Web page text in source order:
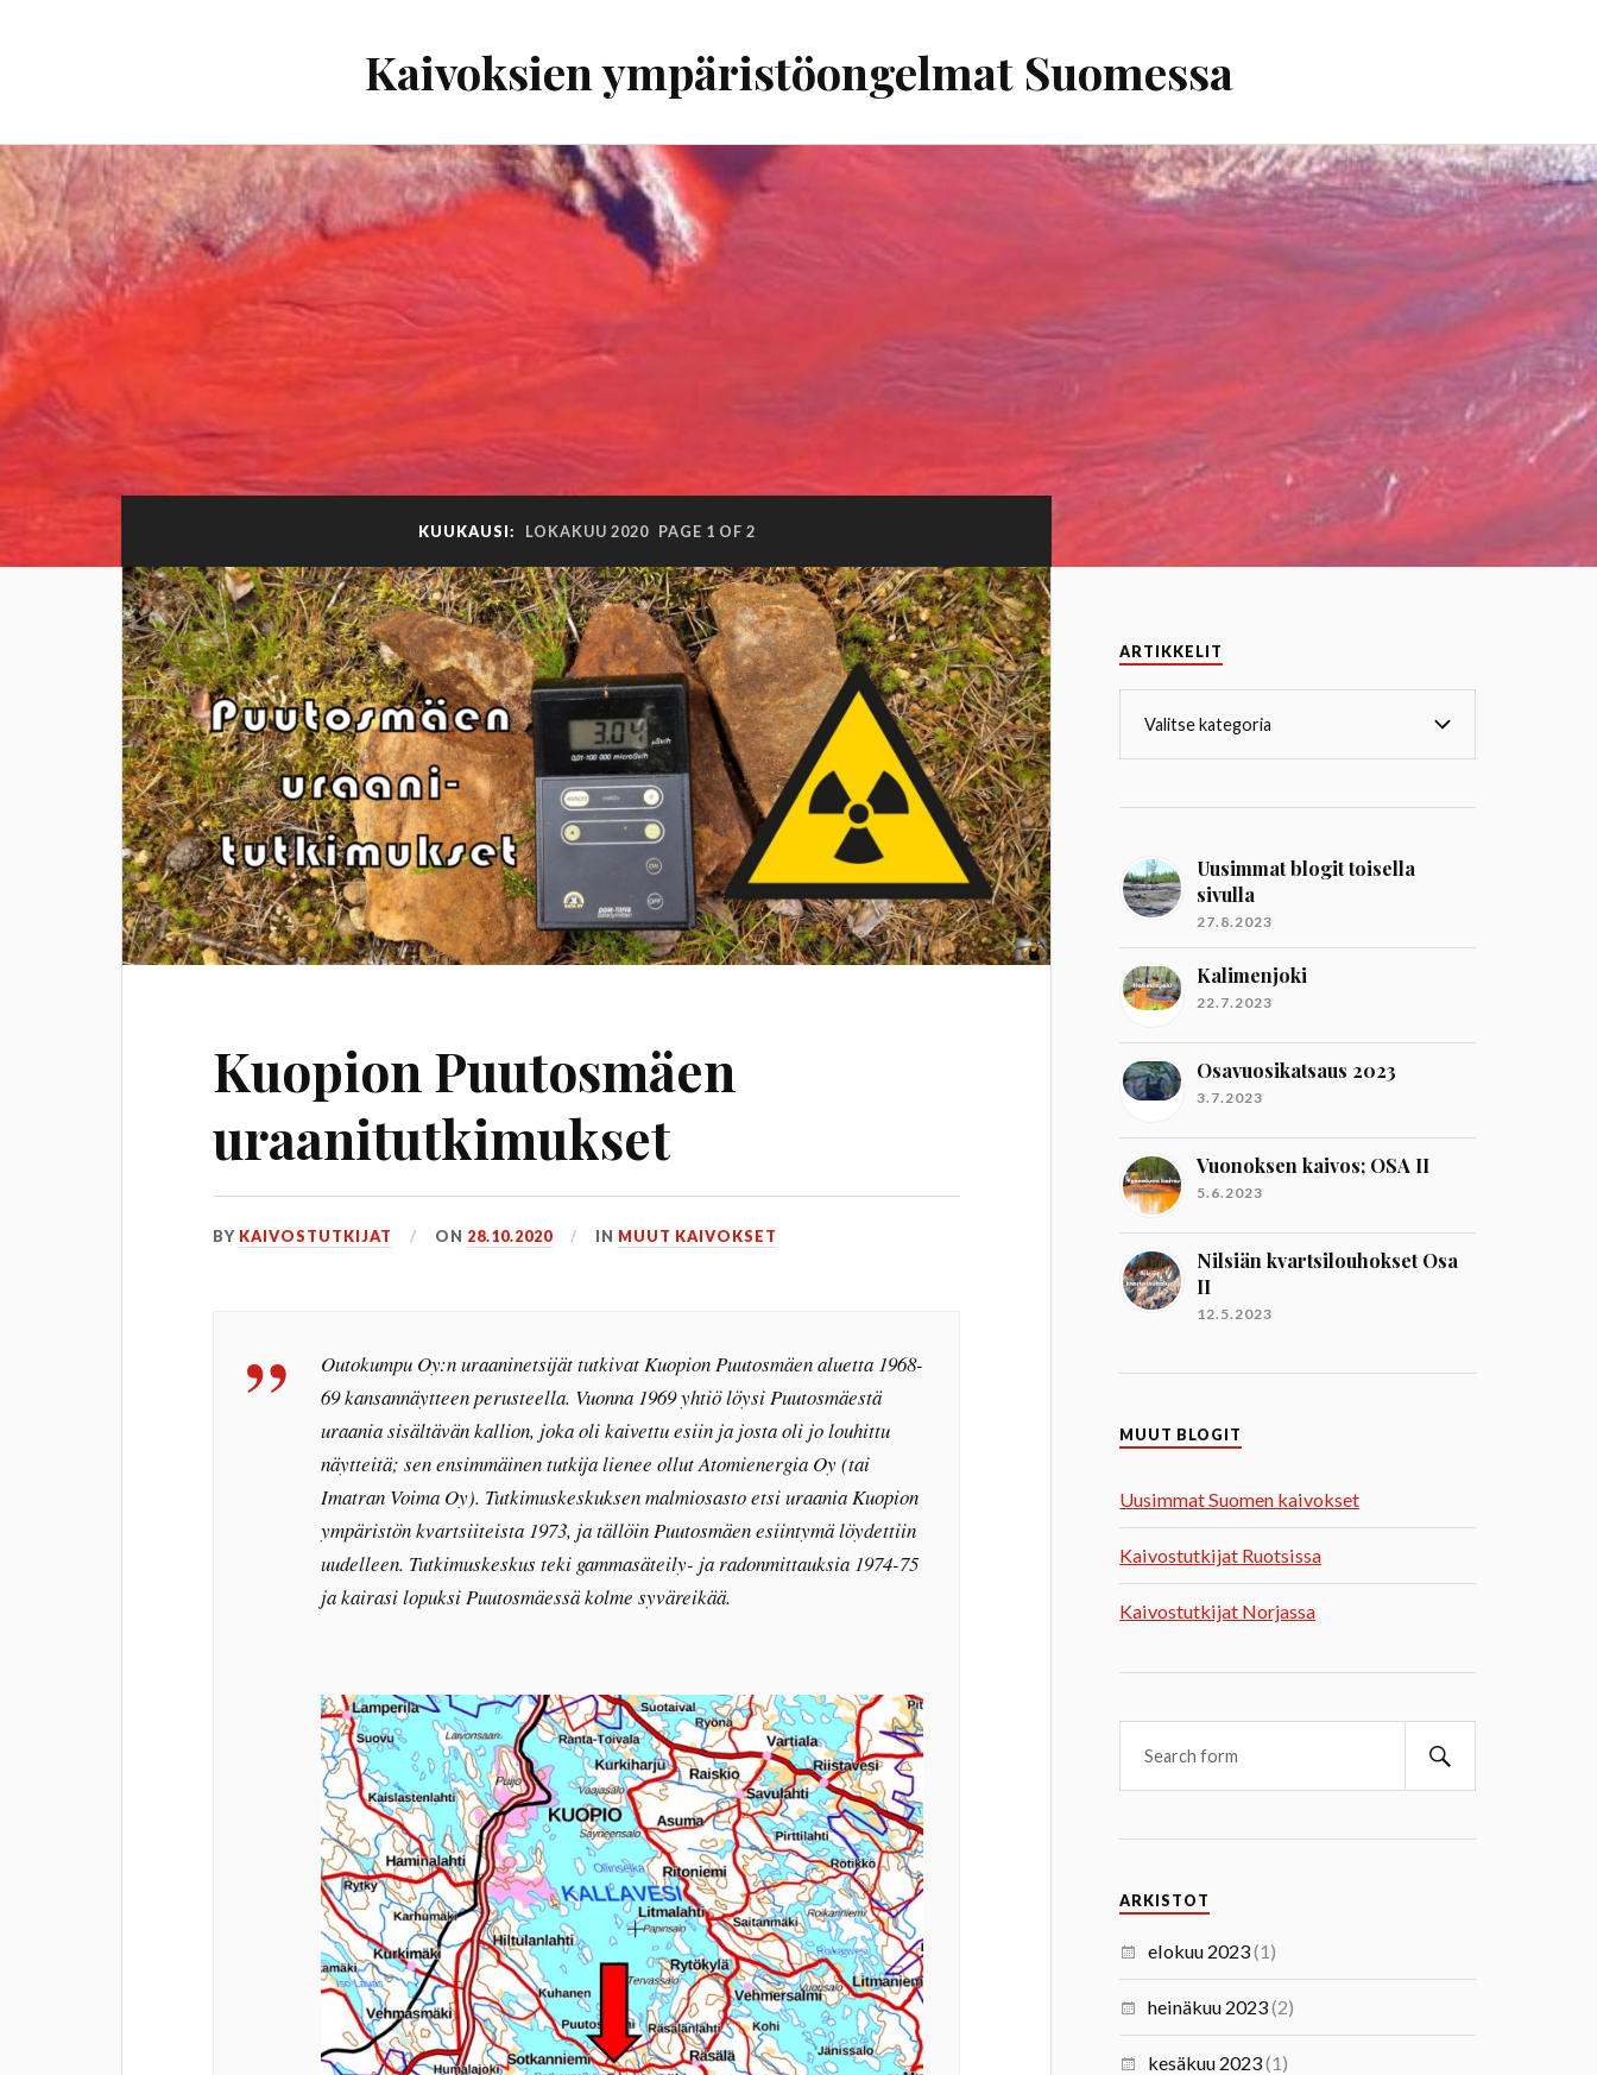
Kaivoksien ympäristöongelmat Suomessa
KUUKAUSI: LOKAKUU 2020 PAGE 1 OF 2
Kuopion Puutosmäen
uraanitutkimukset
BY KAIVOSTUTKIJAT ON 28.10.2020 IN MUUT KAIVOKSET
Outokumpu Oy:n uraaninetsijät tutkivat Kuopion Puutosmäen aluetta 1968-
69 kansannäytteen perusteella. Vuonna 1969 yhtiö löysi Puutosmäestä
uraania sisältävän kallion, joka oli kaivettu esiin ja josta oli jo louhittu
näytteitä; sen ensimmäinen tutkija lienee ollut Atomienergia Oy (tai
Imatran Voima Oy). Tutkimuskeskuksen malmiosasto etsi uraania Kuopion
ympäristön kvartsiiteista 1973, ja tällöin Puutosmäen esiintymä löydettiin
uudelleen. Tutkimuskeskus teki gammasäteily- ja radonmittauksia 1974-75
ja kairasi lopuksi Puutosmäessä kolme syväreikää.
ARTIKKELIT
Uusimmat blogit toisella
sivulla
27.8.2023
Kalimenjoki
22.7.2023
Osavuosikatsaus 2023
3.7.2023
Vuonoksen kaivos; OSA II
5.6.2023
Nilsiän kvartsilouhokset Osa
II
12.5.2023
MUUT BLOGIT
Uusimmat Suomen kaivokset
Kaivostutkijat Ruotsissa
Kaivostutkijat Norjassa
ARKISTOT
elokuu 2023(1)
heinäkuu 2023(2)
kesäkuu 2023(1)